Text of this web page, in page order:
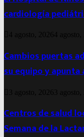
cardiología
4 agosto, 20264 agosto,
Cambios puertas
su equipo y
3 agosto, 2026 3
Centros de salud
Semana de la